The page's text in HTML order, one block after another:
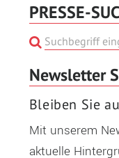
PRESSE-
Newsletter
Bleiben Sie
Mit unserem
aktuelle